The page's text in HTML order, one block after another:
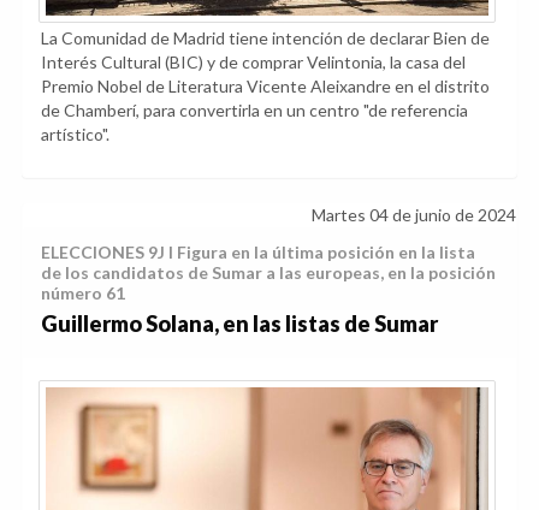
La Comunidad de Madrid tiene intención de declarar Bien de
Interés Cultural (BIC) yde comprar Velintonia, la casa del
Premio Nobel de Literatura Vicente Aleixandre en el distrito
de Chamberí, para convertirla en un centro "de referencia
artístico".
Martes 04 de junio de 2024
ELECCIONES 9J I Figura en la última posición en la lista
de los candidatos de Sumar a las europeas, en la posición
número 61
Guillermo Solana, en las listas de Sumar